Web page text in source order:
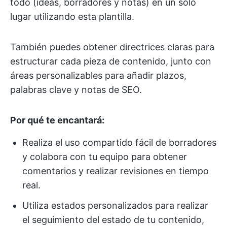
todo (ideas, borradores y notas) en un solo
lugar utilizando esta plantilla.
También puedes obtener directrices claras para
estructurar cada pieza de contenido, junto con
áreas personalizables para añadir plazos,
palabras clave y notas de SEO.
Por qué te encantará:
Realiza el uso compartido fácil de borradores
y colabora con tu equipo para obtener
comentarios y realizar revisiones en tiempo
real.
Utiliza estados personalizados para realizar
el seguimiento del estado de tu contenido,